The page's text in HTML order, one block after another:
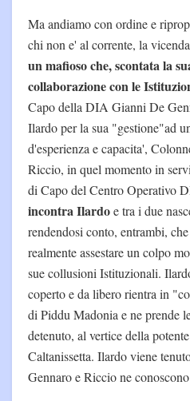
Ma andiamo con ordine e
chi non e' al corrente, la
un mafioso che, scontata la
collaborazione con le
Capo della DIA Gianni De
Ilardo per la sua "gestione"ad
d'esperienza e capacita',
Riccio, in quel momento in
di Capo del Centro Operativo
incontra Ilardoe tra i due
rendendosi conto, entrambi,
realmente assestare un colpo
sue collusioni Istituzionali.
coperto e da libero rientra in
di Piddu Madonia e ne prende
detenuto, al vertice della
Caltanissetta. Ilardo viene
Gennaro e Riccio ne